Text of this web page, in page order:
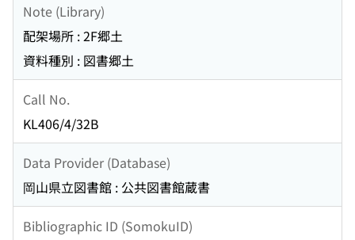
Note (Library)
配架場所 : 2F郷土
資料種別 : 図書郷土
Call No.
KL406/4/32B
Data Provider (Database)
岡山県立図書館 : 公共図書館蔵書
Bibliographic ID (SomokuID)